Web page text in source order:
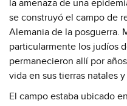
la amenaza de una
se construyó el campo de
Alemania de la posguerra.
particularmente los judíos
permanecieron allí por
vida en sus tierras natales
El campo estaba ubicado